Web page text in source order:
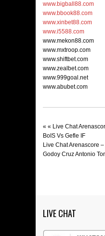
www.bigball88.com
www.bbook88.com
www.xinbet88.com
www.i5588.com
www.mekon88.com
www.mxtroop.com
www.shiftbet.com
www.zealbet.com
www.999goal.net
www.abubet.com
« « Live Chat
BoIS Vs Gefle IF
Live Chat Arenascore
Godoy Cruz Antonio
LIVE CHAT